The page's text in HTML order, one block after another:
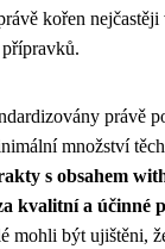
kořen
právě
množství
s obsahem
kvalitní a účinné
mohli být ujištěni,